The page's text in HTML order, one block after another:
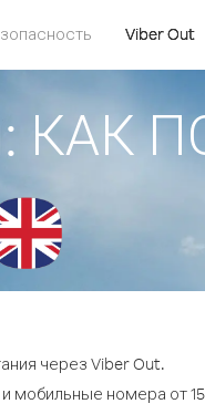
Viber Out
КАК
через Viber Out.
мобильные номера от